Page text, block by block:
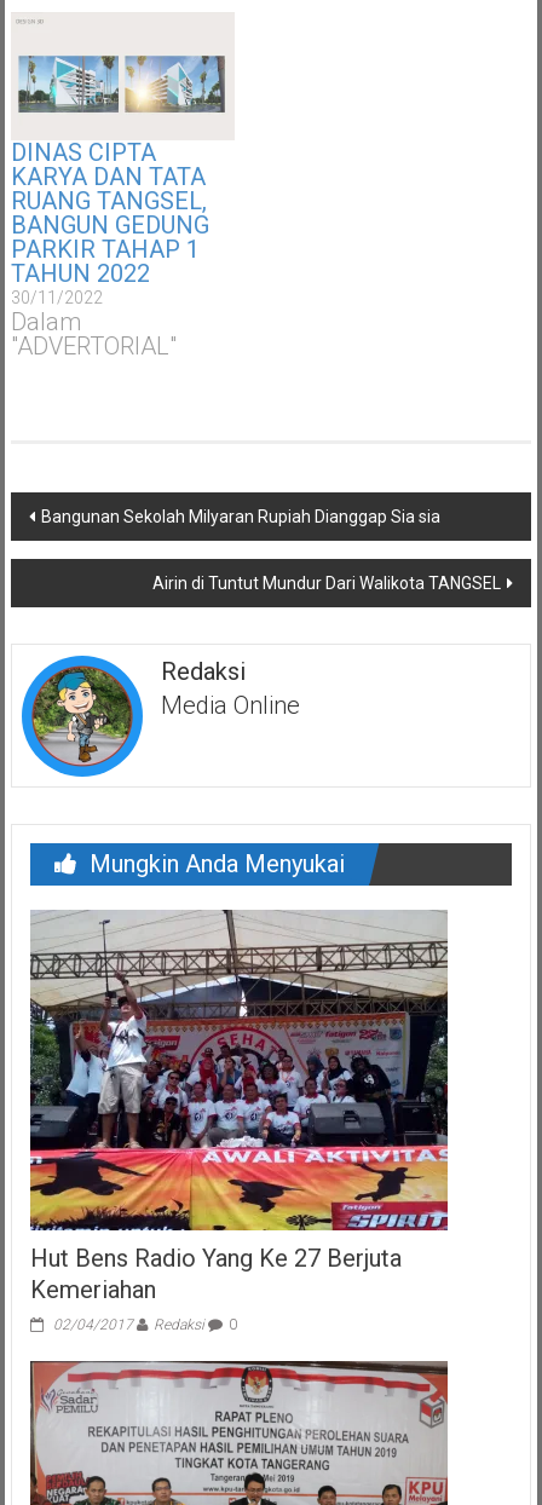
DINAS CIPTA
KARYA DAN TATA
RUANG TANGSEL,
BANGUN GEDUNG
PARKIR TAHAP 1
TAHUN 2022
30/11/2022
Dalam
"ADVERTORIAL"
Navigasi
pos
Bangunan Sekolah Milyaran Rupiah Dianggap Sia sia
Airin di Tuntut Mundur Dari Walikota TANGSEL
Redaksi
Media Online
Mungkin Anda Menyukai
Hut Bens Radio Yang Ke 27 Berjuta
Kemeriahan
02/04/2017 Redaksi 0